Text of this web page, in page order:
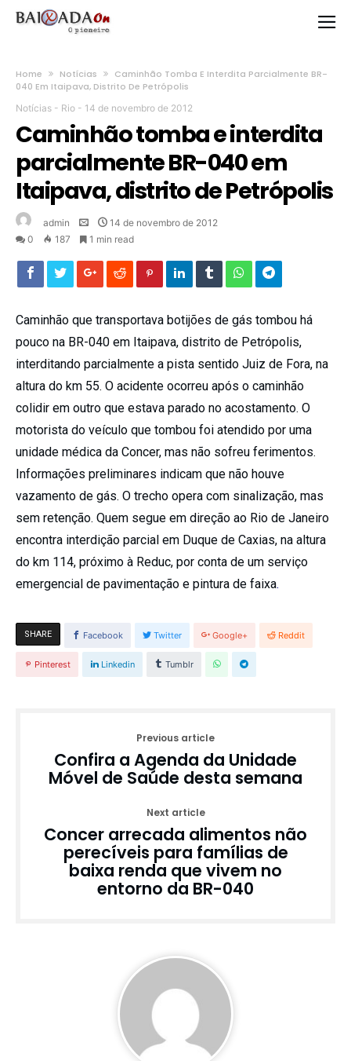
Home Notícias
Caminhão Tomba E Interdita Parcialmente BR-
040 Em Itaipava, Distrito De Petrópolis
Notícias - Rio - 14 de novembro de 2012
Caminhão tomba e interdita
parcialmente BR-040 em
Itaipava, distrito de Petrópolis
admin
14 de novembro de 2012
0
187 1 min read
Caminhão que transportava botijões de gás tombou há
pouco na BR-040 em Itaipava, distrito de Petrópolis,
interditando parcialmente a pista sentido Juiz de Fora, na
altura do km 55. O acidente ocorreu após o caminhão
colidir em outro que estava parado no acostamento. O
motorista do veículo que tombou foi atendido por uma
unidade médica da Concer, mas não sofreu ferimentos.
Informações preliminares indicam que não houve
vazamento de gás. O trecho opera com sinalização, mas
sem retenção. Quem segue em direção ao Rio de Janeiro
encontra interdição parcial em Duque de Caxias, na altura
do km 114, próximo à Reduc, por conta de um serviço
emergencial de pavimentação e pintura de faixa.
SHARE Facebook Twitter Google+ Reddit
Pinterest Linkedin Tumblr
Previous article
Confira a Agenda da Unidade
Móvel de Saúde desta semana
Next article
Concer arrecada alimentos não
perecíveis para famílias de
baixa renda que vivem no
entorno da BR-040